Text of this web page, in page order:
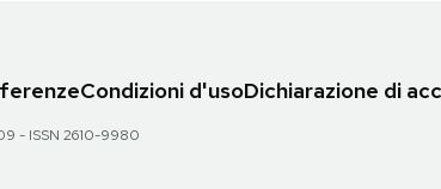
Condizioni d'usoDichiarazione di
- ISSN 2610-9980